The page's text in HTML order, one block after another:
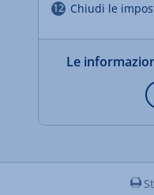
Chiudi le
Le